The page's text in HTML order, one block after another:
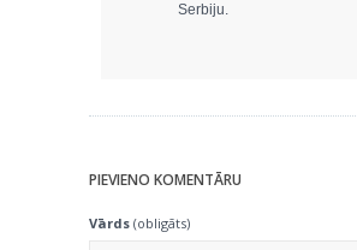
Serbiju.
PIEVIENO KOMENTĀRU
Vārds (obligāts)